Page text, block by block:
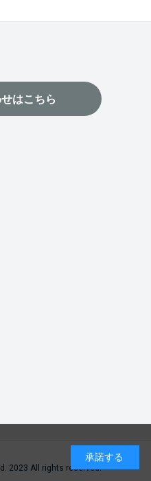
はこちら
2023 All rights reserved.
承諾する